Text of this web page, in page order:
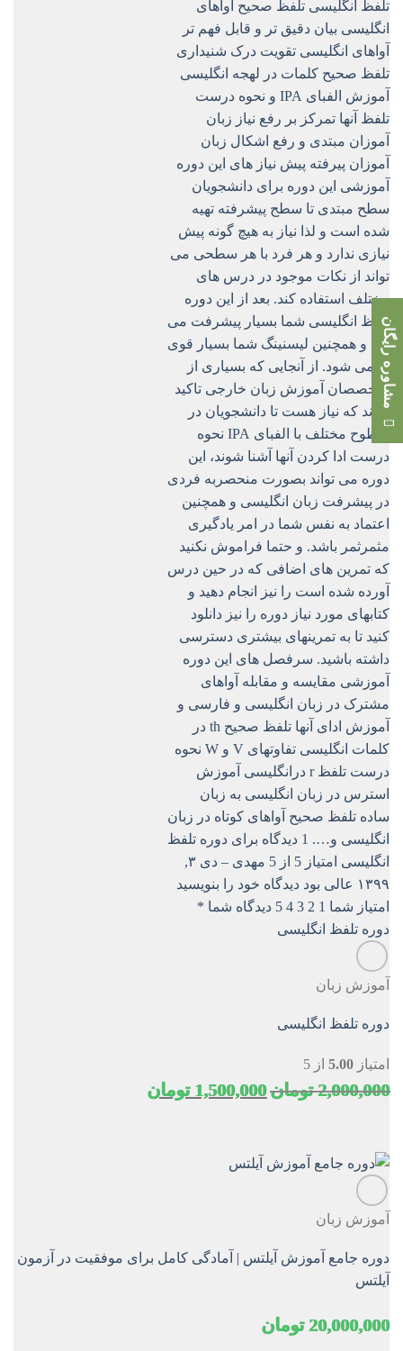
آموزش زبان
دوره تلفظ انگلیسی
امتیاز 5.00 از 5
2,000,000 تومانقیمت
بود.
1,500,000 تومان
آموزش زبان
دوره جامع آموزش آیلتس | آمادگی کامل برای موفقیت در آزمون
آیلتس
20,000,000 تومان
مشاوره رایگان